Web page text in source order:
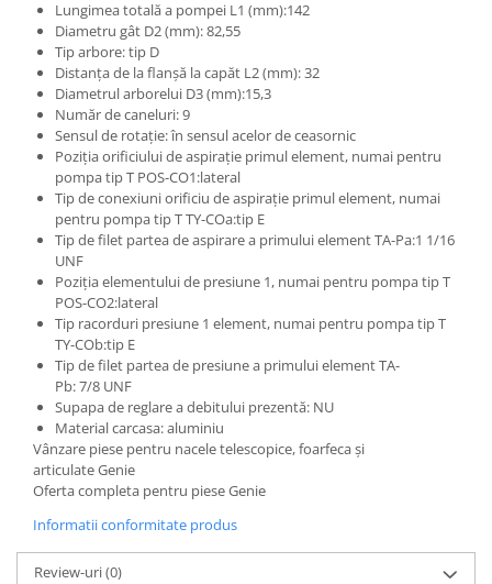
Radiatoare AC
Piese frana
Discuri de frana
Etrieri
Placute de frana
Pompa de frana - cilindru de frana
Frana utilaje
Supapa franare
Kit reparatii
Cabluri frana
Rezervor lichid de frana
Lichid de frana
Antigel frane
Piese fara categorie
Sepci
Garnituri utilaje
Siguranta
Piese electrice
Piese Wacker Neuson
Piese David Brown
Piese Mc Cormick
Piese Lamborghini
Piese Same
Piese Renault
Piese Hurlimann
Piese Zetor
Piese Weidemann
Piese Ausa
Piese Sennebogen
Piese Still
Piese Timberjack
Piese Valmet Valtra
Piese Vogele
Piese Yuchai
Piese Zeppelin
Lungimea totală a pompei L1 (mm):142
Diametru gât D2 (mm): 82,55
Tip arbore: tip D
Distanța de la flanșă la capăt L2 (mm): 32
Diametrul arborelui D3 (mm):15,3
Număr de caneluri: 9
Sensul de rotație: în sensul acelor de ceasornic
Poziția orificiului de aspirație primul element, numai pentru
pompa tip T POS-CO1:lateral
Tip de conexiuni orificiu de aspirație primul element, numai
pentru pompa tip T TY-COa:tip E
Tip de filet partea de aspirare a primului element TA-Pa:1 1/16
UNF
Poziția elementului de presiune 1, numai pentru pompa tip T
POS-CO2:lateral
Tip racorduri presiune 1 element, numai pentru pompa tip T
TY-COb:tip E
Tip de filet partea de presiune a primului element TA-
Pb: 7/8 UNF
Supapa de reglare a debitului prezentă: NU
Material carcasa: aluminiu
Vânzare piese pentru nacele telescopice, foarfeca și
articulate Genie
Oferta completa pentru piese Genie
Informatii conformitate produs
Review-uri(0)